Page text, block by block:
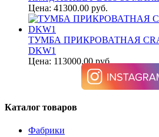
Цена: 41300.00 руб.
ТУМБА ПРИКРОВАТНАЯ
DKW1
Цена: 113000.00 руб.
Каталог товаров
Фабрики